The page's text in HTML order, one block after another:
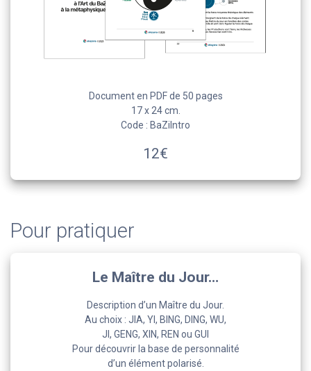
Document en PDF de 50 pages
17 x 24 cm.
Code : BaZiIntro
12€
Pour pratiquer
Le Maître du Jour…
Description d’un Maître du Jour.
Au choix : JIA, YI, BING, DING, WU,
JI, GENG, XIN, REN ou GUI
Pour découvrir la base de personnalité
d’un élément polarisé.